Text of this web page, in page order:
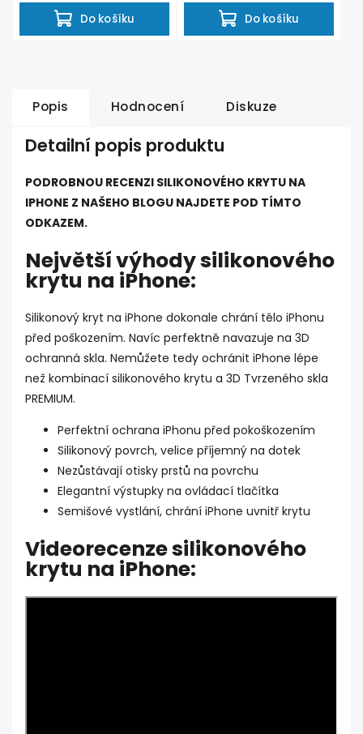
Do košíku Do košíku
Popis Hodnocení Diskuze
Detailní popis produktu
PODROBNOU RECENZI SILIKONOVÉHO KRYTU NA
IPHONE Z NAŠEHO BLOGU NAJDETE POD TÍMTO
ODKAZEM.
Největší výhody silikonového
krytu na iPhone:
Silikonový kryt na iPhone dokonale chrání tělo iPhonu
před poškozením. Navíc perfektně navazuje na 3D
ochranná skla. Nemůžete tedy ochránit iPhone lépe
než kombinací silikonového krytu a 3D Tvrzeného skla
PREMIUM.
Perfektní ochrana iPhonu před pokoškozením
Silikonový povrch, velice příjemný na dotek
Nezůstávají otisky prstů na povrchu
Elegantní výstupky na ovládací tlačítka
Semišové vystlání, chrání iPhone uvnitř krytu
Videorecenze silikonového
krytu na iPhone: